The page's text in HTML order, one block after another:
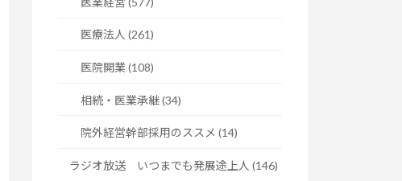
医療法人 (261)
医院開業 (108)
相続・医業承継 (34)
院外経営幹部採用のススメ (14)
ラジオ放送 いつまでも発展途上人 (146)